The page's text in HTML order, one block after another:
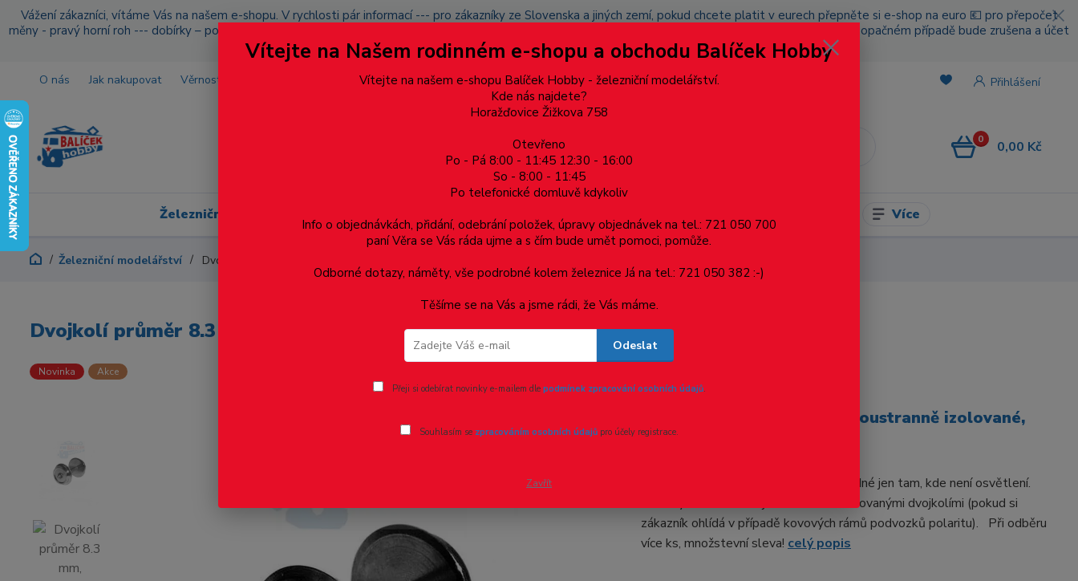
Vážení zákazníci, vítáme Vás na našem e-shopu. V rychlosti pár informací --- pro zákazníky ze Slovenska a jiných zemí, pokud chcete platit v eurech přepněte si e-shop na euro 💶 pro přepočet
měny - pravý horní roh --- dobírky – pokud si z nějakého důvodu zásilku nevyzvednete, bude po domluvě zaslána znovu s opětovnou platbou za poštovné, v opačném případě bude zrušena a účet
přidán na blacklist a rušeny následující objednávky.
O nás Jak nakupovat Věrnostní program Doprava a platba Více Přihlášení
0 0,00 Kč
Železniční modelářství Dárkové poukazy, upomínkové předměty Více
Železniční modelářství Dvojkolí průměr 8.3 mm, oboustranně izolované, TT, MD 0084
Dvojkolí průměr 8.3 mm, oboustranně izolované, TT, MD 0084
Novinka Akce
Dvojkolí průměr 8.3 mm, oboustranně izolované,
TT, MD 0084
Obě kola jsou izolována od osičky, vhodné jen tam, kde není osvětlení.
Lze kdykoliv nahradit jednostranně izolovanými dvojkolími (pokud si
zákazník ohlídá v případě kovových rámů podvozků polaritu). Při odběru
více ks, množstevní sleva! celý popis
Vítejte na Našem rodinném e-shopu a obchodu Balíček Hobby
Vítejte na našem e-shopu Balíček Hobby - železniční modelářství.
Kde nás najdete?
Horažďovice Žižkova 758
Otevřeno
Po - Pá 8:00 - 11:45 12:30 - 16:00
So - 8:00 - 11:45
Po telefonické domluvě kdykoliv
Info o objednávkách, přidání, odebrání položek, úpravy objednávek na tel.: 721 050 700
paní Věra se Vás ráda ujme a s čím bude umět pomoci, pomůže.
Odborné dotazy, náměty, vše podrobné kolem železnice Já na tel.: 721 050 382 :-)
Těšíme se na Vás a jsme rádi, že Vás máme.
Odeslat
Přeji si odebírat novinky e-mailem dle podmínek zpracování osobních údajů.
Souhlasím se zpracováním osobních údajůpro účely registrace.
Zavřít